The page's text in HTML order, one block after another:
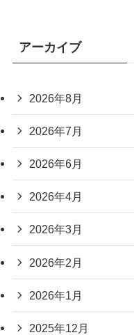
アーカイブ
2026年8月
2026年7月
2026年6月
2026年4月
2026年3月
2026年2月
2026年1月
2025年12月